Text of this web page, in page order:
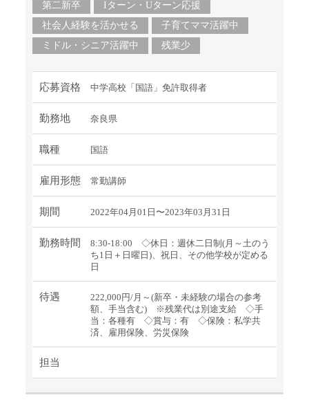
第二新卒
Iターン・Uターン応援
社会人経験を活かせる
子育てママ活躍中
ミドル・シニア活躍中
残業少
応募資格 中学高校「国語」免許取得者
勤務地 奈良県
職種 国語
雇用形態 常勤講師
期間 2022年04月01日〜2023年03月31日
勤務時間
8:30-18:00 ◇休日：週休二日制(月～土のう
ち1日＋日曜日)、祝日、その他学校が定める
日
待遇
222,000円/月～(新卒・未経験の場合の参考
額、手当含む) ※残業代は別途支給 ◇手
当：各種有 ◇賞与：有 ◇保険：私学共
済、雇用保険、労災保険
担当